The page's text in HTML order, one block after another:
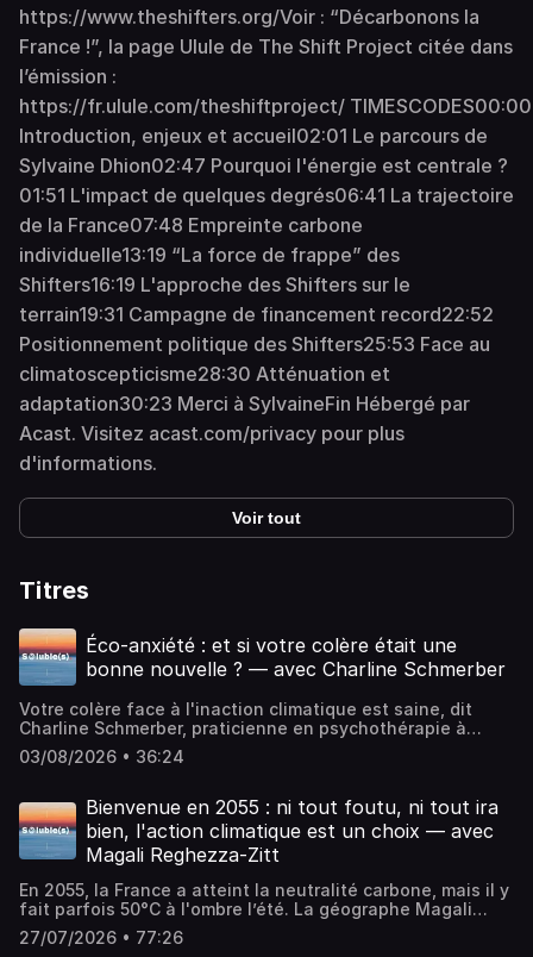
https://www.theshifters.org/Voir : “Décarbonons la
France !”, la page Ulule de The Shift Project citée dans
l’émission :
https://fr.ulule.com/theshiftproject/ TIMESCODES00:00
Introduction, enjeux et accueil02:01 Le parcours de
Sylvaine Dhion02:47 Pourquoi l'énergie est centrale ?
01:51 L'impact de quelques degrés06:41 La trajectoire
de la France07:48 Empreinte carbone
individuelle13:19 “La force de frappe” des
Shifters16:19 L'approche des Shifters sur le
terrain19:31 Campagne de financement record22:52
Positionnement politique des Shifters25:53 Face au
climatoscepticisme28:30 Atténuation et
adaptation30:23 Merci à SylvaineFin Hébergé par
Acast. Visitez acast.com/privacy pour plus
d'informations.
Voir tout
Titres
Éco-anxiété : et si votre colère était une
bonne nouvelle ? — avec Charline Schmerber
Votre colère face à l'inaction climatique est saine, dit
Charline Schmerber, praticienne en psychothérapie à
Montpellier et cofondatrice du RAFUE — à condition de
savoir où elle va. 4,2 millions de Français sont éco-
et ce n'est pas une maladie mentale : dans cet épisode,
elle déroule la peur, la tristesse, la colère et la culpabilité,
et montre comment en refaire du mouvement.💡 DANS CET
ÉPISODE, VOUS APPRENDREZ :- Pourquoi l'éco-anxiété
n'est pas une maladie mentale, et ce que le mot recouvre
vraiment- Ce qui distingue la solastalgie de l'éco-anxiété,
et pourquoi la nuance change la prise en charge-
Comment une praticienne légitime la peur au lieu de
03/08/2026 • 36:24
Bienvenue en 2055 : ni tout foutu, ni tout ira
bien, l'action climatique est un choix — avec
Magali Reghezza-Zitt
En 2055, la France a atteint la neutralité carbone, mais il y
fait parfois 50°C à l'ombre l’été. La géographe Magali
Reghezza-Zitt, ancienne membre du Haut Conseil pour le
climat, raconte ce futur décarboné qu'aucun de nous n'a
27/07/2026 • 77:26